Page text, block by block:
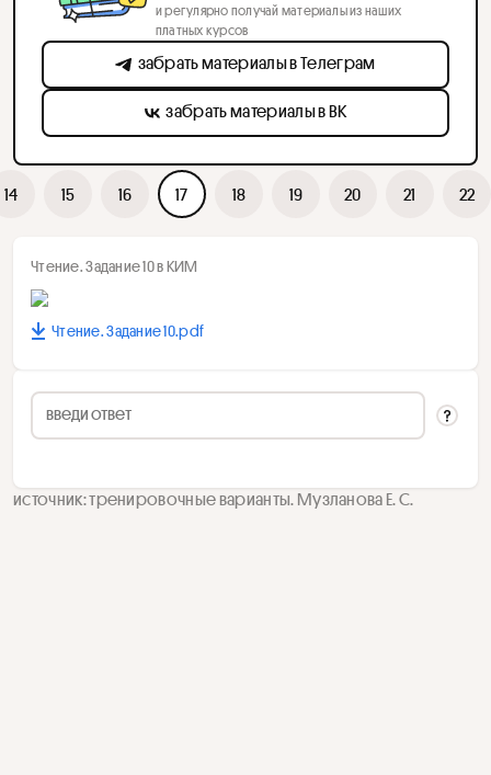
14 15 16 17 18 19 20 21 22
Чтение. Задание 10 в КИМ
Чтение. Задание 10.pdf
источник: тренировочные варианты. Музланова Е. С.
и регулярно получай материалы из наших
платных курсов
забрать материалы в Телеграм
забрать материалы в ВК